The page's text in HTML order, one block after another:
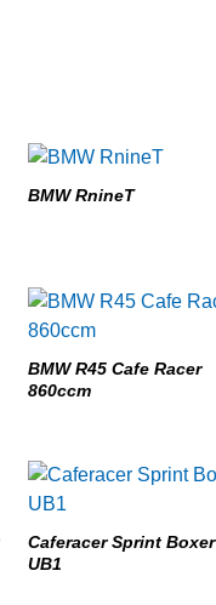
BMW RnineT
BMW R45 Cafe Racer
860ccm
Caferacer Sprint Boxer
UB1